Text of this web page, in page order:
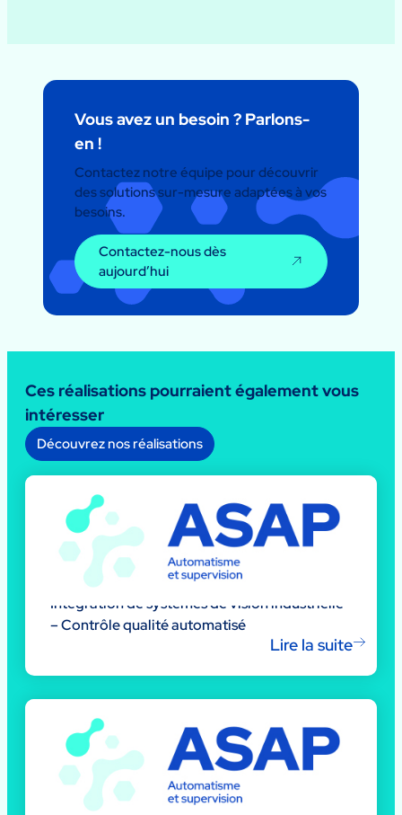
Vous avez un besoin ? Parlons-
en !
Contactez notre équipe pour découvrir
des solutions sur-mesure adaptées à vos
besoins.
Contactez-nous dès
aujourd’hui
Ces réalisations pourraient également vous
intéresser
Découvrez nos réalisations
Intégration de systèmes de vision industrielle
– Contrôle qualité automatisé
Lire la suite